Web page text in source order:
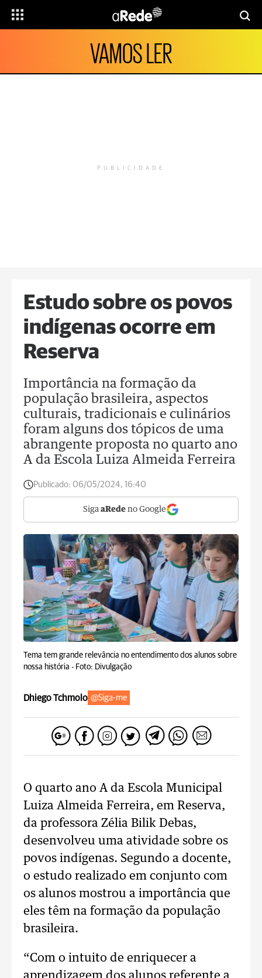
VAMOS LER
PUBLICIDADE
Estudo sobre os povos
indígenas ocorre em
Reserva
Importância na formação da
população brasileira, aspectos
culturais, tradicionais e culinários
foram alguns dos tópicos de uma
abrangente proposta no quarto ano
A da Escola Luiza Almeida Ferreira
Publicado: 06/05/2024, 16:40
Siga aRede no Google
Tema tem grande relevância no entendimento dos alunos sobre
nossa história - Foto: Divulgação
Dhiego Tchmolo @Siga-me
O quarto ano A da Escola Municipal
Luiza Almeida Ferreira, em Reserva,
da professora Zélia Bilik Debas,
desenvolveu uma atividade sobre os
povos indígenas. Segundo a docente,
o estudo realizado em conjunto com
os alunos mostrou a importância que
eles têm na formação da população
brasileira.
“Com o intuito de enriquecer a
aprendizagem dos alunos referente a